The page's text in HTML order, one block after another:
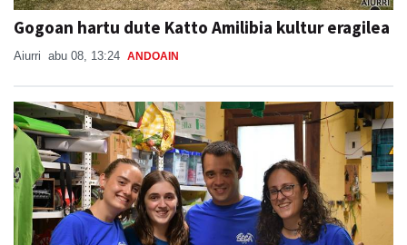
Gogoan hartu dute Katto Amilibia kultur eragilea
Aiurri abu 08, 13:24 ANDOAIN